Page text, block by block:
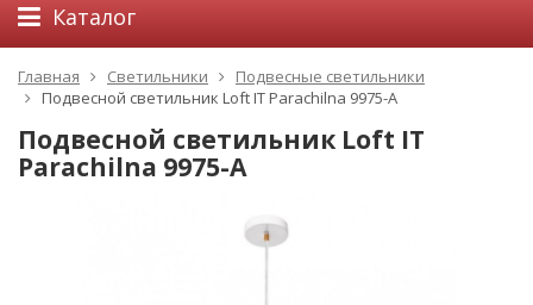
Каталог
Главная Светильники
Подвесные светильники
Подвесной светильник Loft IT Parachilna 9975-A
Подвесной светильник Loft IT
Parachilna 9975-A